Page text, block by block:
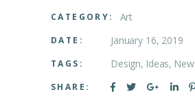
CATEGORY: Art
DATE: January 16, 2019
TAGS: Design Ideas New
SHARE: